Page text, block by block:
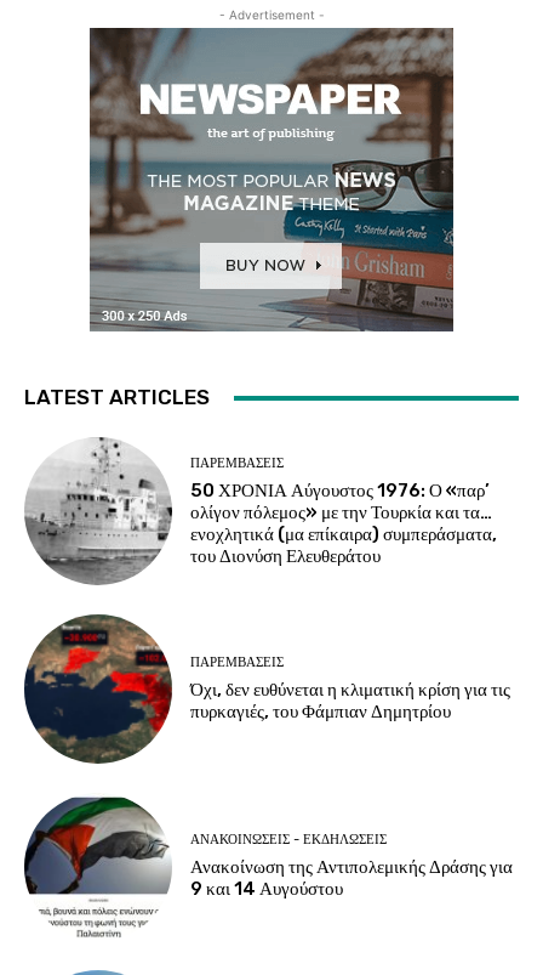
- Advertisement -
LATEST ARTICLES
ΠΑΡΕΜΒΑΣΕΙΣ
50 ΧΡΟΝΙΑ Αύγουστος 1976: Ο «παρ’
ολίγον πόλεμος» με την Τουρκία και τα…
ενοχλητικά (μα επίκαιρα) συμπεράσματα,
του Διονύση Ελευθεράτου
ΠΑΡΕΜΒΑΣΕΙΣ
Όχι, δεν ευθύνεται η κλιματική κρίση για τις
πυρκαγιές, του Φάμπιαν Δημητρίου
ΑΝΑΚΟΙΝΩΣΕΙΣ - ΕΚΔΗΛΩΣΕΙΣ
Ανακοίνωση της Αντιπολεμικής Δράσης για
9 και 14 Αυγούστου